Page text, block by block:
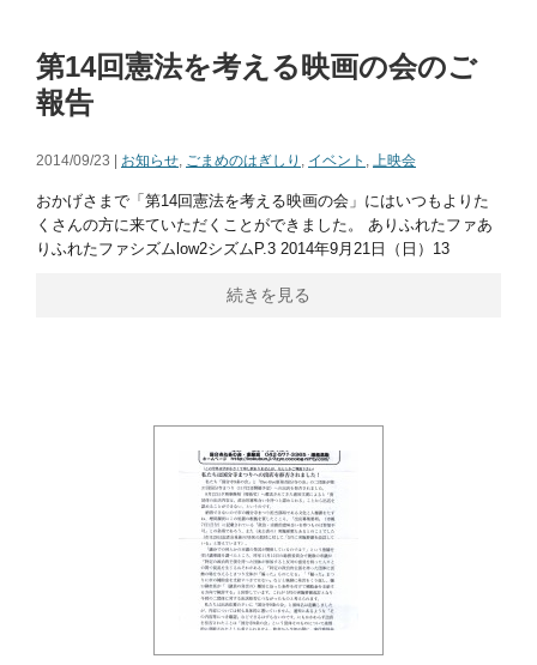
第14回憲法を考える映画の会のご
報告
2014/09/23 | お知らせ, ごまめのはぎしり , イベント , 上映会
おかげさまで「第14回憲法を考える映画の会」にはいつもよりた
くさんの方に来ていただくことができました。 ありふれたファあ
りふれたファシズムlow2シズムP.3 2014年9月21日（日）13
続きを見る